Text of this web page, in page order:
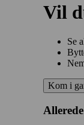
Vil
Se
Kom i